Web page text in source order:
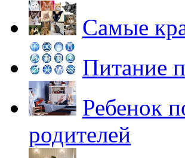
Самые
Питание
Ребенок
родителей